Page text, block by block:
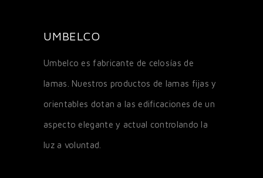
UMBELCO
Umbelco es fabricante de celosías de
lamas. Nuestros productos de lamas fijas y
orientables dotan a las edificaciones de un
aspecto elegante y actual controlando la
luz a voluntad.